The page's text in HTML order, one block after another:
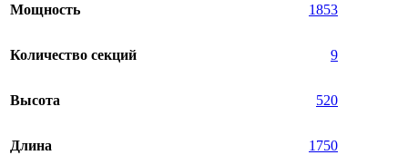
Мощность
1853
Количество секций 9
Высота 520
Длина 1750